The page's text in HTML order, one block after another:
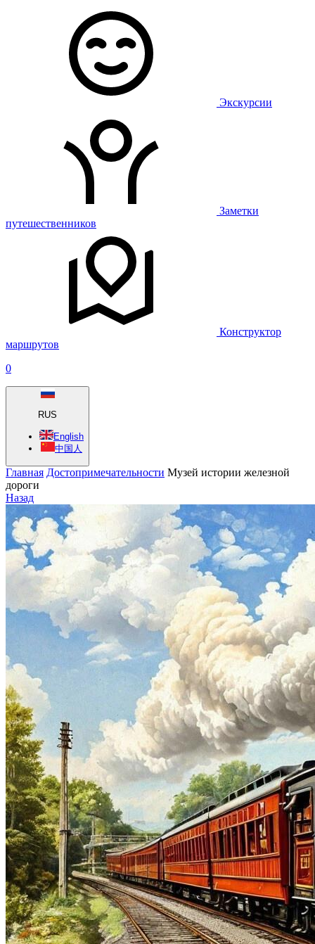
Экскурсии
Заметки
путешественников
Конструктор
маршрутов
0
RUS
English
中国人
Главная Достопримечательности Музей истории железной
дороги
Назад